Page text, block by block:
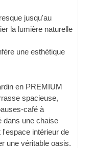
jusqu'au
la lumière naturelle
une esthétique
en PREMIUM
spacieuse,
café à
dans une chaise
l'espace intérieur de
une véritable oasis.